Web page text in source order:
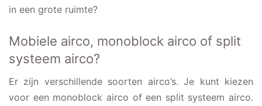
in een grote ruimte?
Mobiele airco, monoblock airco of split
systeem airco?
Er zijn verschillende soorten airco’s. Je kunt kiezen
voor een monoblock airco of een split systeem airco.